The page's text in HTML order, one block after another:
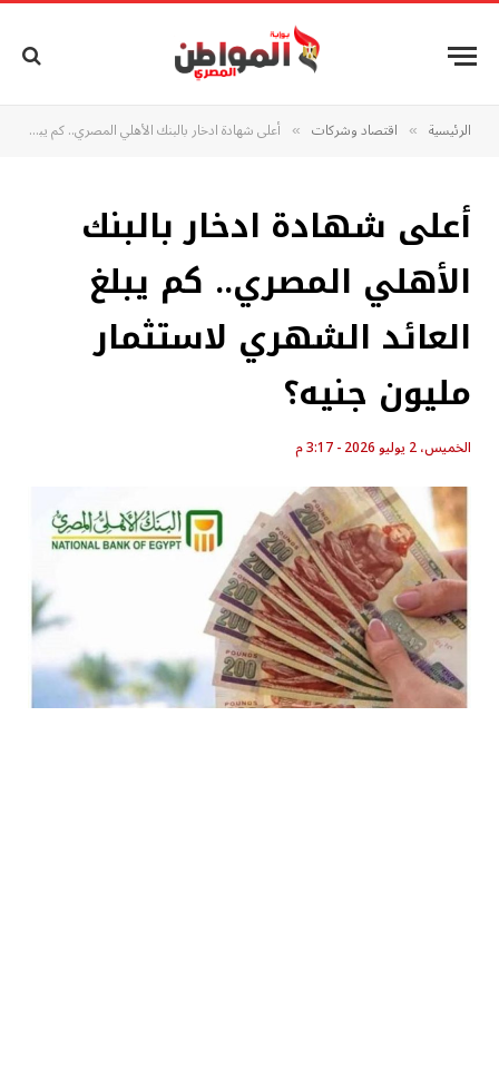
الرئيسية » اقتصاد وشركات » أعلى شهادة ادخار بالبنك الأهلي المصري.. كم يبلغ العائد الشهري لاستثمار مليون جنيه؟
أعلى شهادة ادخار بالبنك
الأهلي المصري.. كم يبلغ
العائد الشهري لاستثمار
مليون جنيه؟
الخميس، 2 يوليو 2026 - 3:17 م